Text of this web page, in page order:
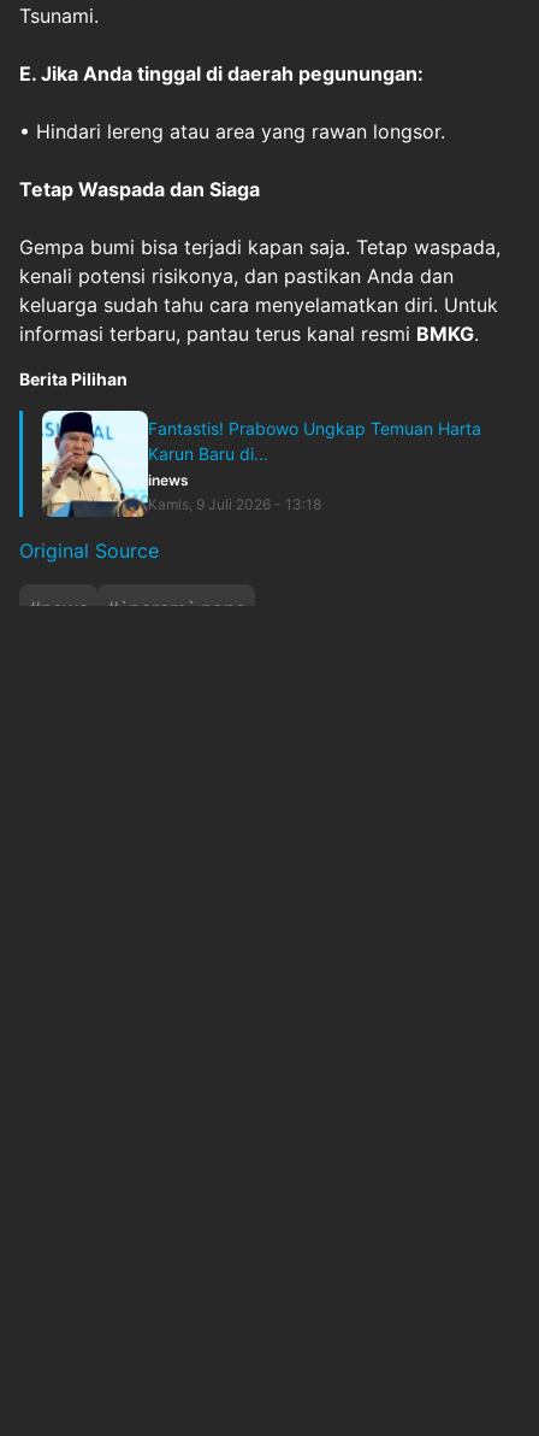
Tsunami.
E. Jika Anda tinggal di daerah pegunungan:
• Hindari lereng atau area yang rawan longsor.
Tetap Waspada dan Siaga
Gempa bumi bisa terjadi kapan saja. Tetap waspada,
kenali potensi risikonya, dan pastikan Anda dan
keluarga sudah tahu cara menyelamatkan diri. Untuk
informasi terbaru, pantau terus kanal resmi BMKG.
Berita Pilihan
Fantastis! Prabowo Ungkap Temuan Harta
Karun Baru di...
inews
Kamis, 9 Juli 2026 - 13:18
Original Source
#news #`param`:none